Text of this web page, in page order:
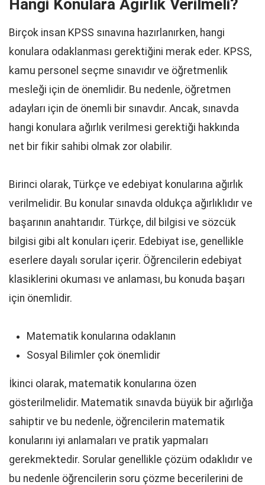
Hangi Konulara Ağırlık Verilmeli?
Birçok insan KPSS sınavına hazırlanırken, hangi
konulara odaklanması gerektiğini merak eder. KPSS,
kamu personel seçme sınavıdır ve öğretmenlik
mesleği için de önemlidir. Bu nedenle, öğretmen
adayları için de önemli bir sınavdır. Ancak, sınavda
hangi konulara ağırlık verilmesi gerektiği hakkında
net bir fikir sahibi olmak zor olabilir.
Birinci olarak, Türkçe ve edebiyat konularına ağırlık
verilmelidir. Bu konular sınavda oldukça ağırlıklıdır ve
başarının anahtarıdır. Türkçe, dil bilgisi ve sözcük
bilgisi gibi alt konuları içerir. Edebiyat ise, genellikle
eserlere dayalı sorular içerir. Öğrencilerin edebiyat
klasiklerini okuması ve anlaması, bu konuda başarı
için önemlidir.
Matematik konularına odaklanın
Sosyal Bilimler çok önemlidir
İkinci olarak, matematik konularına özen
gösterilmelidir. Matematik sınavda büyük bir ağırlığa
sahiptir ve bu nedenle, öğrencilerin matematik
konularını iyi anlamaları ve pratik yapmaları
gerekmektedir. Sorular genellikle çözüm odaklıdır ve
bu nedenle öğrencilerin soru çözme becerilerini de